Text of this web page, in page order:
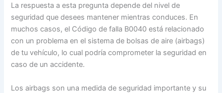
La respuesta a esta pregunta depende del nivel de
seguridad que desees mantener mientras conduces. En
muchos casos, el Código de falla B0040 está relacionado
con un problema en el sistema de bolsas de aire (airbags)
de tu vehículo, lo cual podría comprometer la seguridad en
caso de un accidente.
Los airbags son una medida de seguridad importante y su